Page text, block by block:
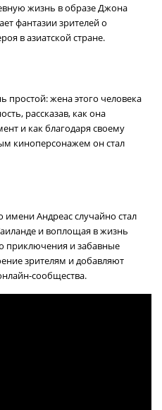
жизнь в образе Джона
фантазии зрителей о
в азиатской стране.
простой: жена этого человека
рассказав, как она
и как благодаря своему
киноперсонажем он стал
Андреас случайно стал
и воплощая в жизнь
приключения и забавные
зрителям и добавляют
сообщества.